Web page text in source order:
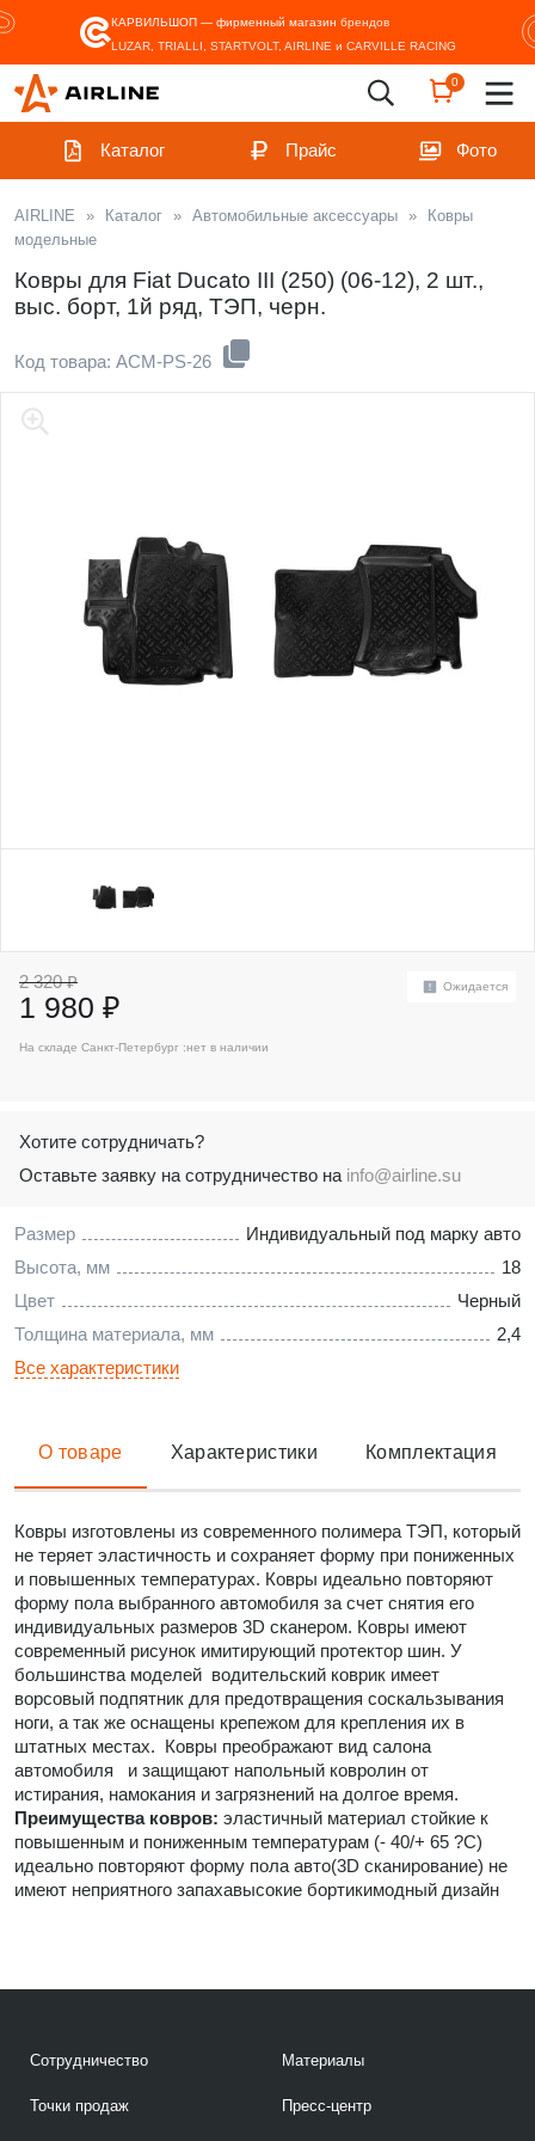
КАРВИЛЬШОП — фирменный магазин брендов
LUZAR, TRIALLI, STARTVOLT, AIRLINE и CARVILLE RACING
0
Каталог Прайс Фото
AIRLINE » Каталог » Автомобильные аксессуары »
Ковры
модельные
Ковры для Fiat Ducato III (250) (06-12), 2 шт.,
выс. борт, 1й ряд, ТЭП, черн.
Код товара: ACM-PS-26
Размер
Индивидуальный под марку авто
Высота, мм
18
Цвет
Черный
Толщина материала, мм
2,4
Все характеристики
2 320 ₽
1 980 ₽
Ожидается
На складе Санкт-Петербург :нет в наличии
Хотите сотрудничать?
Оставьте заявку на сотрудничество на info@airline.su
О товаре Характеристики Комплектация
Ковры изготовлены из современного полимера ТЭП, который
не теряет эластичность и сохраняет форму при пониженных
и повышенных температурах. Ковры идеально повторяют
форму пола выбранного автомобиля за счет снятия его
индивидуальных размеров 3D сканером. Ковры имеют
современный рисунок имитирующий протектор шин. У
большинства моделей водительский коврик имеет
ворсовый подпятник для предотвращения соскальзывания
ноги, а так же оснащены крепежом для крепления их в
штатных местах. Ковры преображают вид салона
автомобиля и защищают напольный ковролин от
истирания, намокания и загрязнений на долгое время.
Преимущества ковров: эластичный материал стойкие к
повышенным и пониженным температурам (- 40/+ 65 ?С)
идеально повторяют форму пола авто(3D сканирование) не
имеют неприятного запахавысокие бортикимодный дизайн
Сотрудничество
Точки продаж
Материалы
Пресс-центр